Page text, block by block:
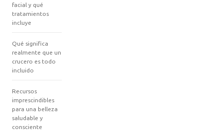
facial y qué
tratamientos
incluye
Qué significa
realmente que un
crucero es todo
incluido
Recursos
imprescindibles
para una belleza
saludable y
consciente